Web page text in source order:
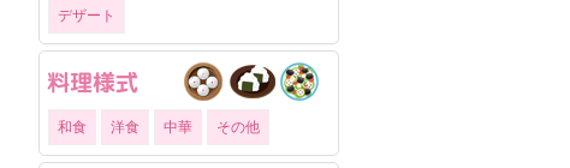
デザート
和食 洋食 中華 その他